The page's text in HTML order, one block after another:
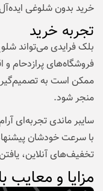
خرید بدون شلوغی
تجربه خرید
بلک فرایدی می‌تواند
فروشگاه‌های پر‌ازدحام
ممکن است به
منجر شود.
سایبر ماندی تجربه‌ای
با سرعت خودشان
تخفیف‌های آنلاین،
مزایا و معایب